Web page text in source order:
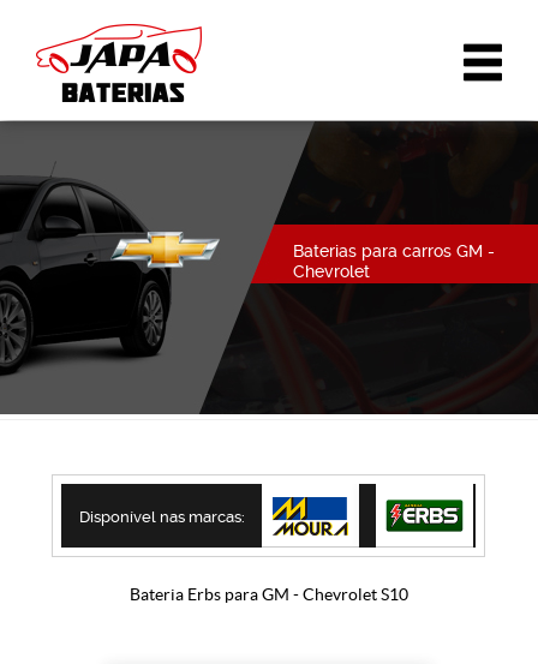
Baterias para carros GM -
Chevrolet
Disponível nas marcas:
Bateria Erbs para GM - Chevrolet S10